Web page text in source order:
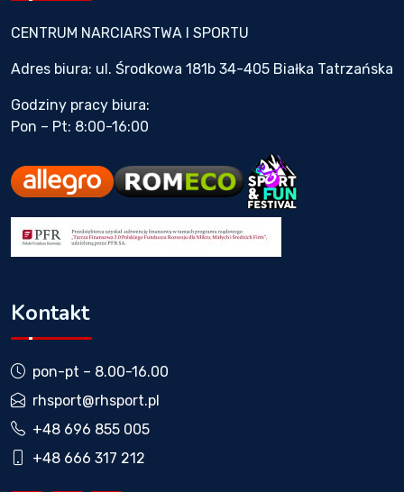
CENTRUM NARCIARSTWA I SPORTU
Adres biura: ul. Środkowa 181b 34-405 Białka Tatrzańska
Godziny pracy biura:
Pon – Pt: 8:00-16:00
Kontakt
pon-pt – 8.00-16.00
rhsport@rhsport.pl
+48 696 855 005
+48 666 317 212